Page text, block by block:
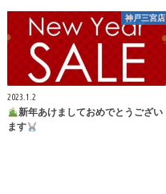
神戸三宮店
2023.1.2
新年あけましておめでとうござい
ます